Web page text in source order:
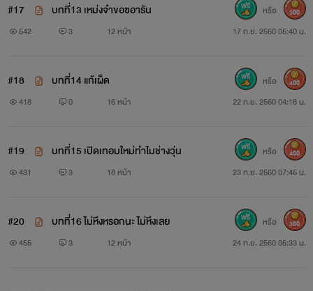
#17 บทที่13 เหม่งจ๋าขอฃอารัน
542 3 12 หน้า 17 ก.ย. 2560 05:40 น.
หรือ 300
#18 บทที่14 แก้เผ็ด
418 0 16 หน้า 22 ก.ย. 2560 04:18 น.
หรือ 400
#19 บทที่15 เปิดเทอมใหม่ทำไมช่างวุ่น
431 3 18 หน้า 23 ก.ย. 2560 07:45 น.
หรือ 400
#20 บทที่16 ไม่หึงหรอกนะ ไม่หึงเลย
455 3 12 หน้า 24 ก.ย. 2560 05:33 น.
หรือ 300